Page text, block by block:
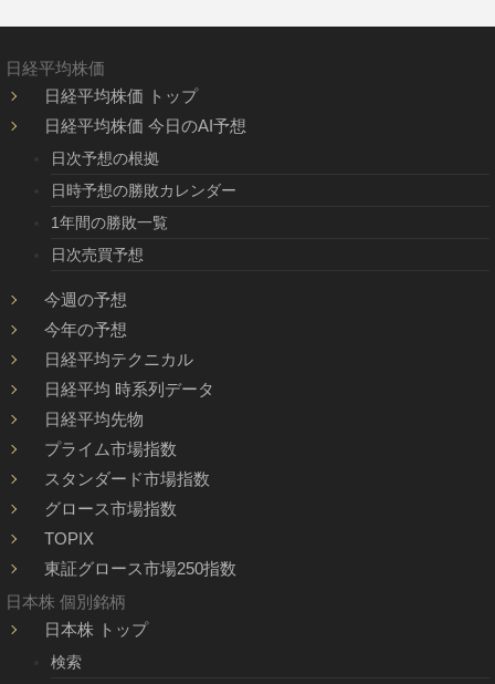
日経平均株価
日経平均株価 トップ
日経平均株価 今日のAI予想
日次予想の根拠
日時予想の勝敗カレンダー
1年間の勝敗一覧
日次売買予想
今週の予想
今年の予想
日経平均テクニカル
日経平均 時系列データ
日経平均先物
プライム市場指数
スタンダード市場指数
グロース市場指数
TOPIX
東証グロース市場250指数
日本株 個別銘柄
日本株 トップ
検索